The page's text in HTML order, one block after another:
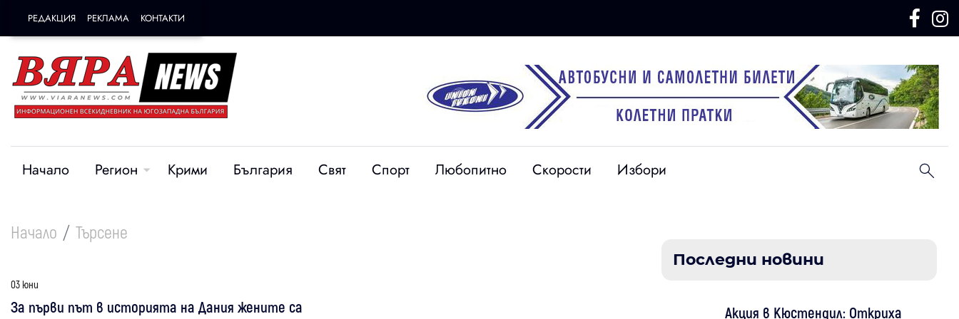
РЕДАКЦИЯ РЕКЛАМА КОНТАКТИ
Начало Регион Крими България Свят Спорт Любопитно Скорости Избори
Начало Търсене
03 юни
За първи път в историята на Дания жените са
Последни новини
Акция в Кюстендил: Откриха